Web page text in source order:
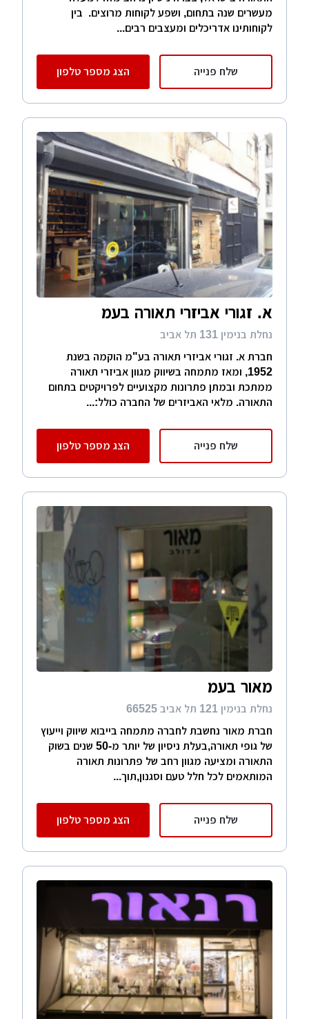
מעשרים שנה בתחום, ושפע לקוחות מרוצים. בין
לקוחותינו אדריכלים ומעצבים רבים...
שלח פנייה הצג מספר טלפון
א. זגורי אביזרי תאורה בעמ
נחלת בנימין 131 תל אביב
חברת א. זגורי אביזרי תאורה בע"מ הוקמה בשנת
1952, ומאז מתמחה בשיווק מגוון אביזרי תאורה
ממתכת ובמתן פתרונות מקצועיים לפרויקטים בתחום
התאורה. מלאי האביזרים של החברה כולל:...
שלח פנייה הצג מספר טלפון
מאור בעמ
נחלת בנימין 121 תל אביב 66525
חברת מאור נחשבת לחברה מתמחה בייבוא שיווק וייעוץ
של גופי תאורה,בעלת ניסיון של יותר מ-50 שנים בשוק
התאורה ומציעה מגוון רחב של פתרונות תאורה
המותאמים לכל חלל טעם וסגנון,תוך...
שלח פנייה הצג מספר טלפון